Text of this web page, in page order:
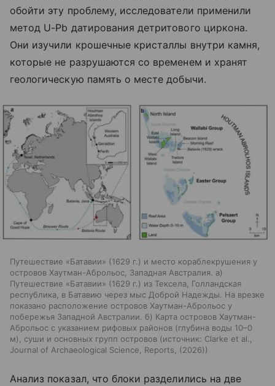
обойти эту проблему, исследователи применили
метод U-Pb датирования детритового циркона.
Они изучили крошечные кристаллы внутри камня,
которые не разрушаются со временем и хранят
геологическую память о месте добычи.
Путешествие «Батавии» (1629 г.) и место кораблекрушения у
островов Хаутман-Аброльос, Западная Австралия. а)
Путешествие «Батавии» (1629 г.) из Тексела, Голландская
республика, в Батавию через мыс Доброй Надежды. На врезке
показано расположение островов Хаутман-Аброльос у
побережья Западной Австралии. б) Карта островов Хаутман-
Аброльос с указанием рифовых районов (глубина воды 10–0
м), суши и основных групп островов
источник: Clarke et al.,
Journal of Archaeological Science, Reports, (2026)
Анализ показал, что блоки разделились на две